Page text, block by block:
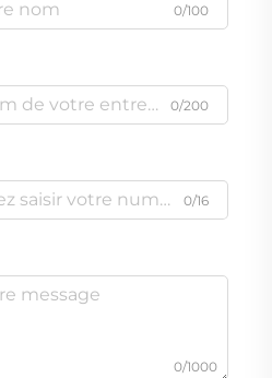
0/100
0/200
0/16
0/1000